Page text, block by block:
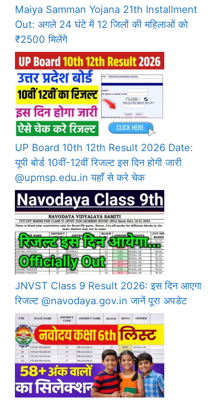
Maiya Samman Yojana 21th Installment
Out: अगले 24 घंटे में 12 जिलों की महिलाओं को
₹2500 मिलेंगे
UP Board 10th 12th Result 2026 Date:
यूपी बोर्ड 10वीं-12वीं रिजल्ट इस दिन होगी जारी
@upmsp.edu.in यहाँ से करे चेक
JNVST Class 9 Result 2026: इस दिन आएगा
रिजल्ट @navodaya.gov.in जानें पूरा अपडेट